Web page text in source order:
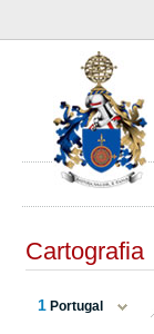
Cartografia
1 Portugal